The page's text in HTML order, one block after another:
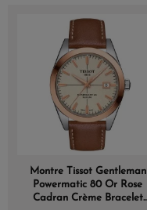
Montre Tissot Gentleman
Powermatic 80 Or Rose
Cadran Crème Bracelet